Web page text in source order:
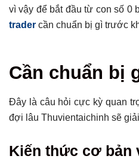
vì vậy để bắt đầu từ con số 0
trader cần chuẩn bị gì trước
Cần chuẩn bị gì trước khi
Kiến thức cơ bản về thị
Vốn đầu tư
Thời gian
Cần chuẩn bị
Đây là câu hỏi cực kỳ quan
đợi lâu Thuvientaichinh sẽ
Kiến thức cơ bản